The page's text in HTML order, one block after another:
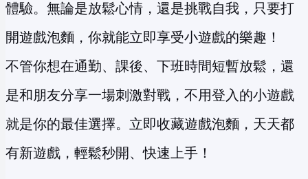
體驗。無論是放鬆心情，還是挑戰自我，只要打
開遊戲泡麵，你就能立即享受小遊戲的樂趣！
不管你想在通勤、課後、下班時間短暫放鬆，還
是和朋友分享一場刺激對戰，不用登入的小遊戲
就是你的最佳選擇。立即收藏遊戲泡麵，天天都
有新遊戲，輕鬆秒開、快速上手！